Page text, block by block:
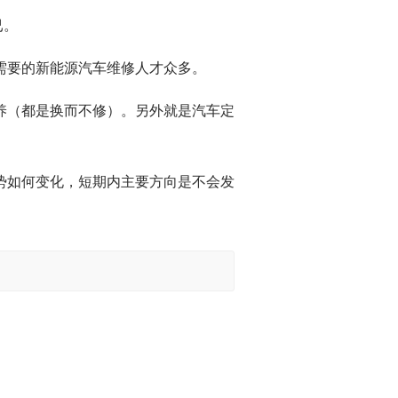
的新能源汽车维修人才众多。
都是换而不修）。另外就是汽车定
何变化，短期内主要方向是不会发